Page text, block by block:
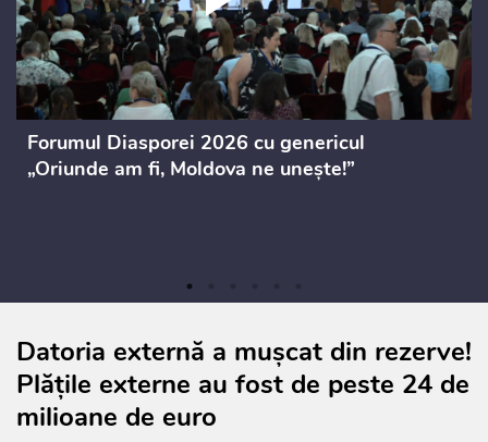
Forumul Diasporei 2026 cu genericul
„Oriunde am fi, Moldova ne unește!”
Datoria externă a mușcat din rezerve!
Plățile externe au fost de peste 24 de
milioane de euro